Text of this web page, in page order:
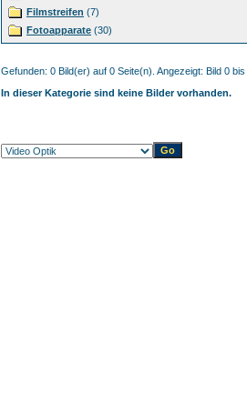
Filmstreifen (7)
Fotoapparate (30)
Gefunden: 0 Bild(er) auf 0 Seite(n). Angezeigt: Bild 0 bis
In dieser Kategorie sind keine Bilder vorhanden.